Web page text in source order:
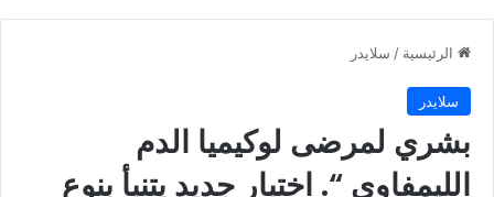
الرئيسية / سلايدر
سلايدر
بشري لمرضى لوكيميا الدم
الليمفاوي “. اختبار جديد يتنبأ بنوع